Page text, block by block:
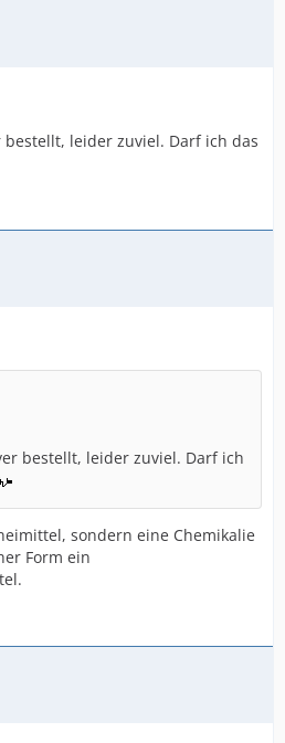
bestellt, leider zuviel. Darf ich das
bestellt, leider zuviel. Darf ich
sondern eine Chemikalie
Form ein